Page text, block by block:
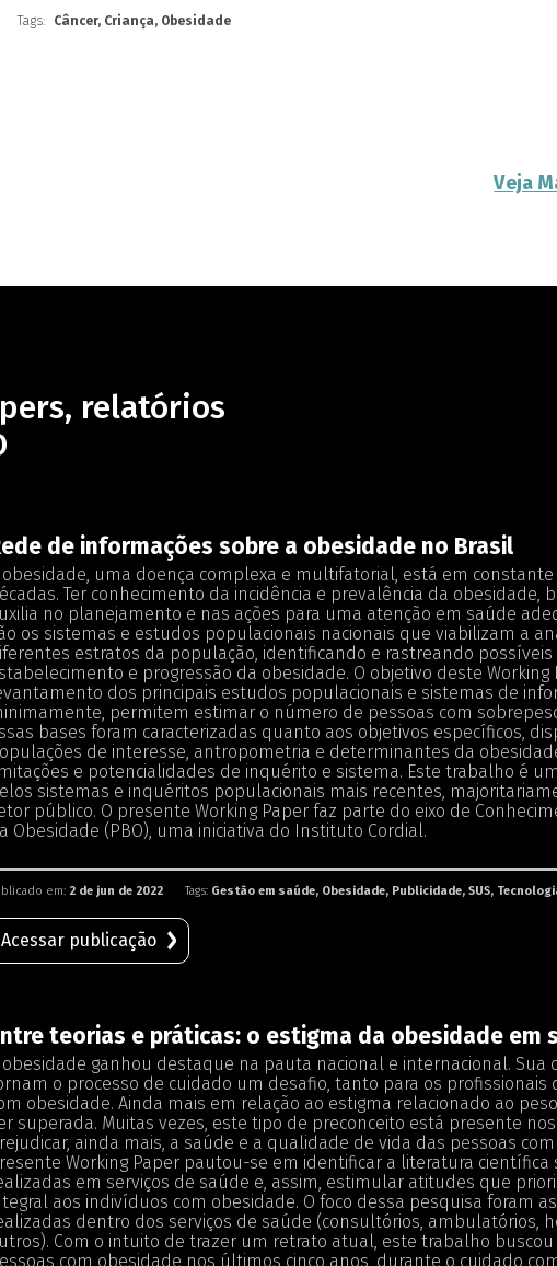
Tags: Câncer, Criança, Obesidade
Veja
relatórios
de informações sobre a obesidade no Brasil
obesidade, uma doença complexa e multifatorial, está em
Ter conhecimento da incidência e prevalência da obesidade,
no planejamento e nas ações para uma atenção em saúde
os sistemas e estudos populacionais nacionais que viabilizam a
estratos da população, identificando e rastreando possíveis
e progressão da obesidade. O objetivo deste Working
dos principais estudos populacionais e sistemas de
permitem estimar o número de pessoas com
bases foram caracterizadas quanto aos objetivos específicos,
de interesse, antropometria e determinantes da
e potencialidades de inquérito e sistema. Este trabalho é
sistemas e inquéritos populacionais mais recentes,
público. O presente Working Paper faz parte do eixo de
Obesidade (PBO), uma iniciativa do Instituto Cordial.
em: 2 de jun de 2022 Tags: Gestão em saúde, Obesidade, Publicidade, SUS,
Acessar publicação
teorias e práticas: o estigma da obesidade em
obesidade ganhou destaque na pauta nacional e internacional.
o processo de cuidado um desafio, tanto para os profissionais
obesidade. Ainda mais em relação ao estigma relacionado ao
superada. Muitas vezes, este tipo de preconceito está presente
ainda mais, a saúde e a qualidade de vida das pessoas
Working Paper pautou-se em identificar a literatura
em serviços de saúde e, assim, estimular atitudes que
aos indivíduos com obesidade. O foco dessa pesquisa foram
dentro dos serviços de saúde (consultórios, ambulatórios,
Com o intuito de trazer um retrato atual, este trabalho buscou
com obesidade nos últimos cinco anos, durante o cuidado